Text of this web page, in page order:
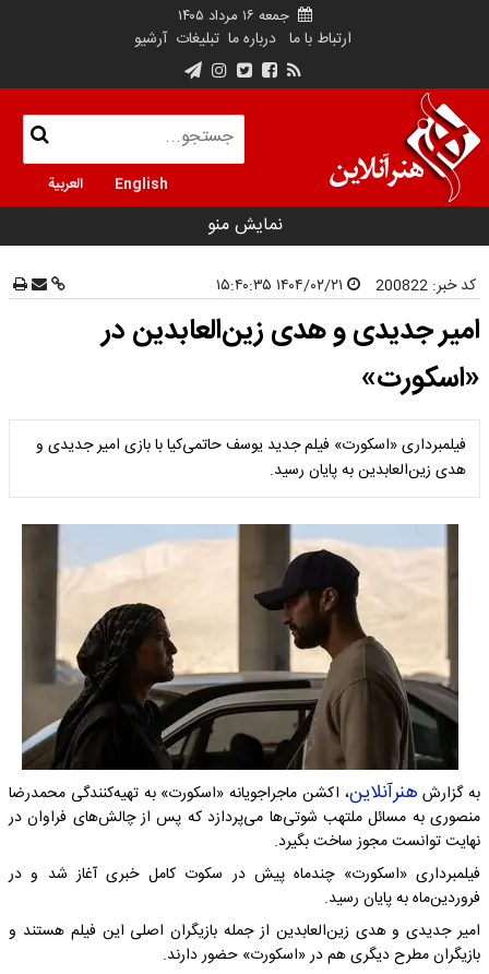
جمعه ۱۶ مرداد ۱۴۰۵
ارتباط با ما درباره ما تبلیغات آرشیو
English العربية
نمایش منو
کد خبر: 200822
امیر جدیدی و هدی زین‌العابدین در
«اسکورت»
فیلمبرداری «اسکورت» فیلم جدید یوسف حاتمی‌کیا با بازی امیر جدیدی و
هدی زین‌العابدین به پایان رسید.
به گزارش هنرآنلاین، اکشن ماجراجویانه «اسکورت» به تهیه‌کنندگی محمدرضا
منصوری به مسائل ملتهب شوتی‌ها می‌پردازد که پس از چالش‌های فراوان در
نهایت توانست مجوز ساخت بگیرد.
فیلمبرداری «اسکورت» چندماه پیش در سکوت کامل خبری آغاز شد و در
فروردین‌ماه به پایان رسید.
امیر جدیدی و هدی زین‌العابدین از جمله بازیگران اصلی این فیلم هستند و
بازیگران مطرح دیگری هم در «اسکورت» حضور دارند.